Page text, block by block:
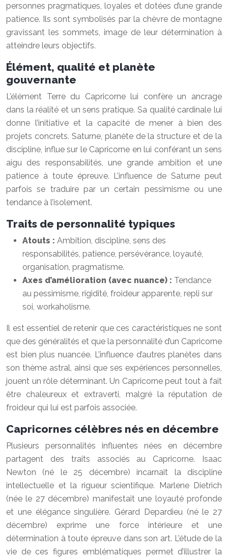
personnes pragmatiques, loyales et dotées d’une grande
patience. Ils sont symbolisés par la chèvre de montagne
gravissant les sommets, image de leur détermination à
atteindre leurs objectifs.
Élément, qualité et planète
gouvernante
L’élément Terre du Capricorne lui confère un ancrage
dans la réalité et un sens pratique. Sa qualité cardinale lui
donne l’initiative et la capacité de mener à bien des
projets concrets. Saturne, planète de la structure et de la
discipline, influe sur le Capricorne en lui conférant un sens
aigu des responsabilités, une grande ambition et une
patience à toute épreuve. L’influence de Saturne peut
parfois se traduire par un certain pessimisme ou une
tendance à l’isolement.
Traits de personnalité typiques
Atouts : Ambition, discipline, sens des
responsabilités, patience, persévérance, loyauté,
organisation, pragmatisme.
Axes d’amélioration (avec nuance) : Tendance
au pessimisme, rigidité, froideur apparente, repli sur
soi, workaholisme.
Il est essentiel de retenir que ces caractéristiques ne sont
que des généralités et que la personnalité d’un Capricorne
est bien plus nuancée. L’influence d’autres planètes dans
son thème astral, ainsi que ses expériences personnelles,
jouent un rôle déterminant. Un Capricorne peut tout à fait
être chaleureux et extraverti, malgré la réputation de
froideur qui lui est parfois associée.
Capricornes célèbres nés en décembre
Plusieurs personnalités influentes nées en décembre
partagent des traits associés au Capricorne. Isaac
Newton (né le 25 décembre) incarnait la discipline
intellectuelle et la rigueur scientifique. Marlene Dietrich
(née le 27 décembre) manifestait une loyauté profonde
et une élégance singulière. Gérard Depardieu (né le 27
décembre) exprime une force intérieure et une
détermination à toute épreuve dans son art. L’étude de la
vie de ces figures emblématiques permet d’illustrer la